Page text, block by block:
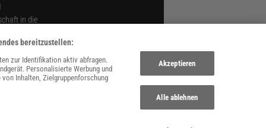
in die
bereitzustellen:
zur Identifikation aktiv abfragen.
Personalisierte Werbung und
Inhalten, Zielgruppenforschung
Akzeptieren
Alle ablehnen